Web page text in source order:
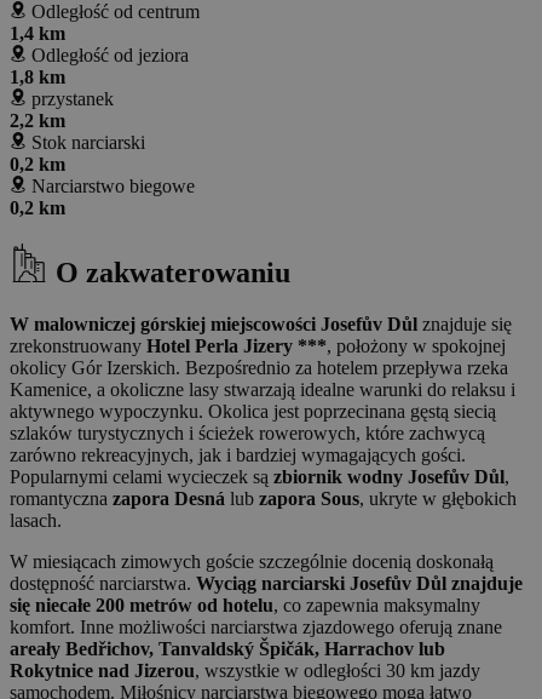
Odległość od centrum
1,4 km
Odległość od jeziora
1,8 km
przystanek
2,2 km
Stok narciarski
0,2 km
Narciarstwo biegowe
0,2 km
O zakwaterowaniu
W malowniczej górskiej miejscowości Josefův Důl znajduje się
zrekonstruowany Hotel Perla Jizery ***, położony w spokojnej
okolicy Gór Izerskich. Bezpośrednio za hotelem przepływa rzeka
Kamenice, a okoliczne lasy stwarzają idealne warunki do relaksu i
aktywnego wypoczynku. Okolica jest poprzecinana gęstą siecią
szlaków turystycznych i ścieżek rowerowych, które zachwycą
zarówno rekreacyjnych, jak i bardziej wymagających gości.
Popularnymi celami wycieczek są zbiornik wodny Josefův Důl,
romantyczna zapora Desná lub zapora Sous, ukryte w głębokich
lasach.
W miesiącach zimowych goście szczególnie docenią doskonałą
dostępność narciarstwa. Wyciąg narciarski Josefův Důl znajduje
się niecałe 200 metrów od hotelu, co zapewnia maksymalny
komfort. Inne możliwości narciarstwa zjazdowego oferują znane
areały Bedřichov, Tanvaldský Špičák, Harrachov lub
Rokytnice nad Jizerou, wszystkie w odległości 30 km jazdy
samochodem. Miłośnicy narciarstwa biegowego mogą łatwo